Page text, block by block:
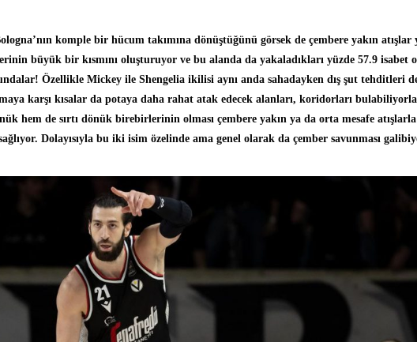
komple bir hücum takımına dönüştüğünü görsek de çembere yakın atışlar
büyük bir kısmını oluşturuyor ve bu alanda da yakaladıkları yüzde 57.9 isabet
Özellikle Mickey ile Shengelia ikilisi aynı anda sahadayken dış şut tehditleri
karşı kısalar da potaya daha rahat atak edecek alanları, koridorları
hem de sırtı dönük birebirlerinin olması çembere yakın ya da orta mesafe
Dolayısıyla bu iki isim özelinde ama genel olarak da çember savunması